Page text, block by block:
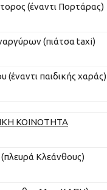
(έναντι Πορτάρας)
(πιάτσα taxi)
(έναντι παιδικής χαράς)
ΚΟΙΝΟΤΗΤΑ
Κλεάνθους)